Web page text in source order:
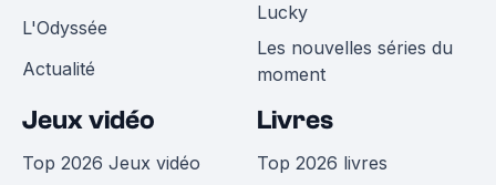
L'Odyssée
Actualité
Lucky
Les nouvelles séries du
moment
Jeux vidéo
Top 2026 Jeux vidéo
Livres
Top 2026 livres